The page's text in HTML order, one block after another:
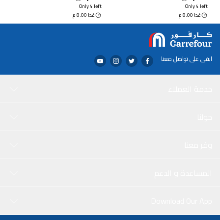
Only 4 left
غدا 8:00 م
Only 4 left
غدا 8:00 م
ابقى على تواصل معنا